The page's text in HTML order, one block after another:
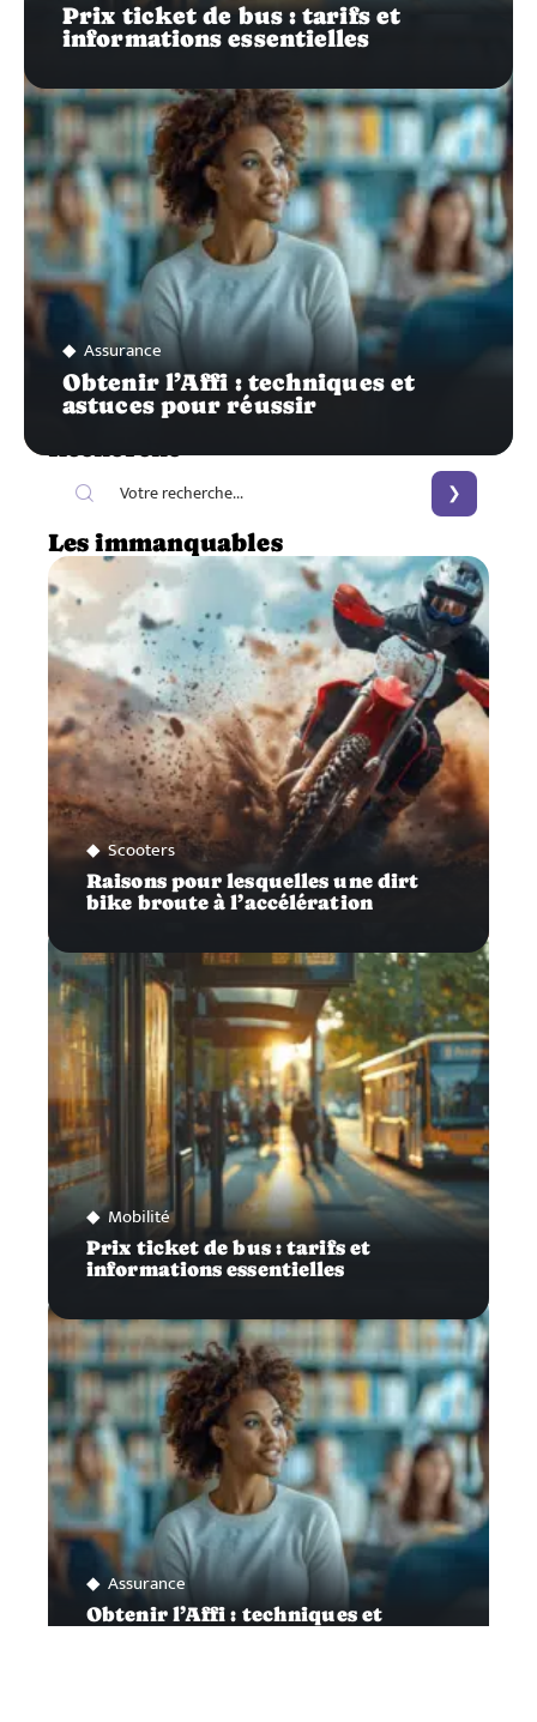
Prix ticket de bus : tarifs et
informations essentielles
Assurance
Obtenir l’Affi : techniques et
astuces pour réussir
Les immanquables
Scooters
Raisons pour lesquelles une dirt
bike broute à l’accélération
Mobilité
Prix ticket de bus : tarifs et
informations essentielles
Assurance
Obtenir l’Affi : techniques et